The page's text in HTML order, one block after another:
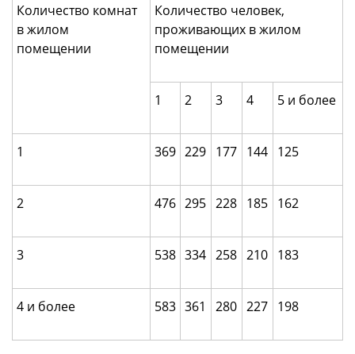
Количество комнат
в жилом
помещении
Количество человек,
проживающих в жилом
помещении
1 2 3 4 5 и более
1 369 229 177 144 125
2 476 295 228 185 162
3 538 334 258 210 183
4 и более 583 361 280 227 198